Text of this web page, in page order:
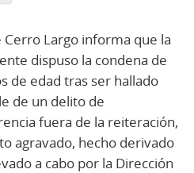
Cerro Largo informa que la
dispuso la condena de
de edad tras ser hallado
de un delito de
fuera de la reiteración,
agravado, hecho derivado
a cabo por la Dirección